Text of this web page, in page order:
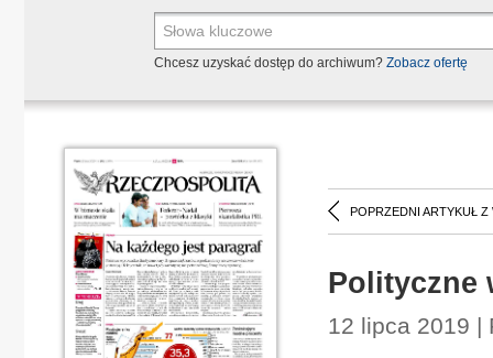
Chcesz uzyskać dostęp do archiwum? Zobacz ofertę
POPRZEDNI ARTYKUŁ Z
Polityczne
12 lipca 2019 |